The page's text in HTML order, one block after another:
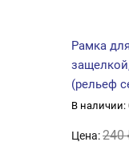
Рамка
(рельеф
В наличии:
Цена:240